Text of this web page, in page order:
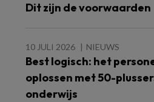
Dit zijn de voorwaarden
10 JULI 2026 NIEUWS
Best logisch: het
oplossen met 50-
onderwijs